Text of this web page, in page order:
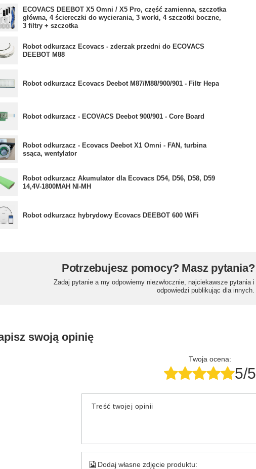
ECOVACS DEEBOT X5 Omni / X5 Pro, część zamienna, szczotka
główna, 4 ściereczki do wycierania, 3 worki, 4 szczotki boczne,
3 filtry + szczotka
Robot odkurzacz Ecovacs - zderzak przedni do ECOVACS
DEEBOT M88
Robot odkurzacz Ecovacs Deebot M87/M88/900/901 - Filtr Hepa
Robot odkurzacz - ECOVACS Deebot 900/901 - Core Board
Robot odkurzacz - Ecovacs Deebot X1 Omni - FAN, turbina
ssąca, wentylator
Robot odkurzacz Akumulator dla Ecovacs D54, D56, D58, D59
14,4V-1800MAH NI-MH
Robot odkurzacz hybrydowy Ecovacs DEEBOT 600 WiFi
Potrzebujesz pomocy? Masz pytania?
Zadaj pytanie a my odpowiemy niezwłocznie, najciekawsze pytania i
odpowiedzi publikując dla innych.
swoją opinię
Twoja ocena:
5/5
Treść twojej opinii
Dodaj własne zdjęcie produktu: